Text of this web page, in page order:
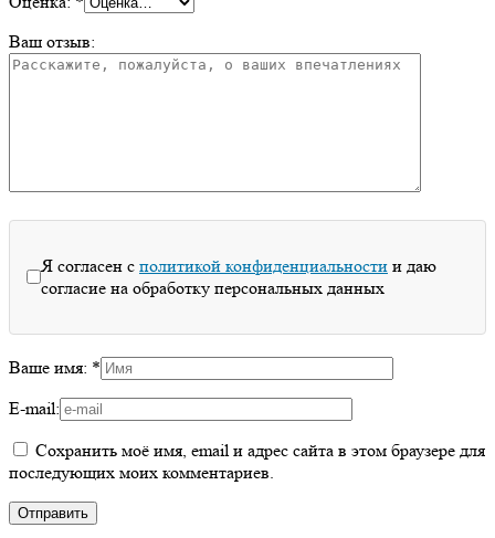
Ваш отзыв:
Я согласен с политикой конфиденциальности и даю
согласие на обработку персональных данных
Ваше имя: *
E-mail:
Сохранить моё имя, email и адрес сайта в этом браузере для
последующих моих комментариев.